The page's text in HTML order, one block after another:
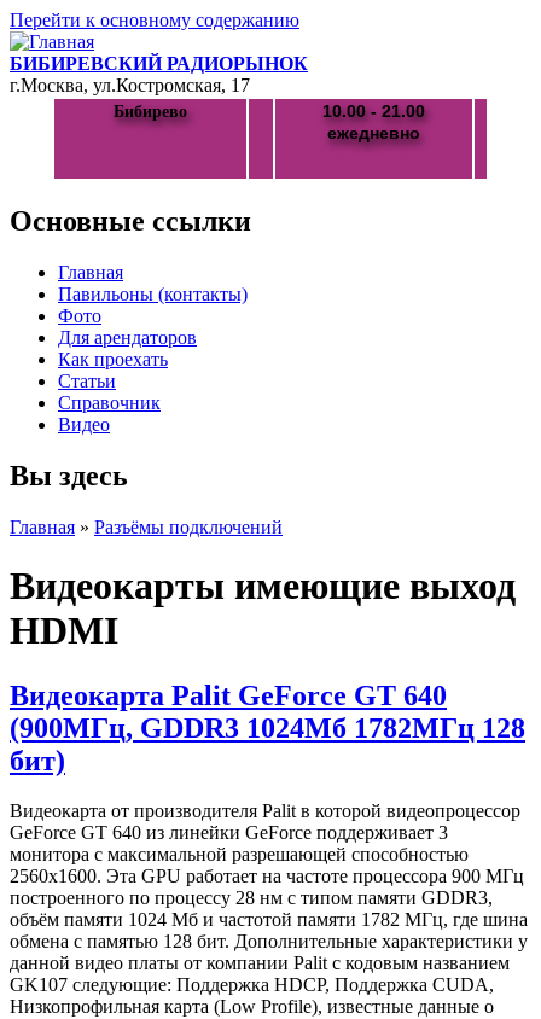
Перейти к основному содержанию
БИБИРЕВСКИЙ РАДИОРЫНОК
г.Москва, ул.Костромская, 17
Бибирево
10.00 - 21.00
ежедневно
Основные ссылки
Главная
Павильоны (контакты)
Фото
Для арендаторов
Как проехать
Статьи
Справочник
Видео
Вы здесь
Главная » Разъёмы подключений
Видеокарты имеющие выход
HDMI
Видеокарта Palit GeForce GT 640
(900МГц, GDDR3 1024Мб 1782МГц 128
бит)
Видеокарта от производителя Palit в которой видеопроцессор
GeForce GT 640 из линейки GeForce поддерживает 3
монитора с максимальной разрешающей способностью
2560x1600. Эта GPU работает на частоте процессора 900 МГц
построенного по процессу 28 нм с типом памяти GDDR3,
объём памяти 1024 Мб и частотой памяти 1782 МГц, где шина
обмена с памятью 128 бит. Дополнительные характеристики у
данной видео платы от компании Palit с кодовым названием
GK107 следующие: Поддержка HDCP, Поддержка CUDA,
Низкопрофильная карта (Low Profile), известные данные о